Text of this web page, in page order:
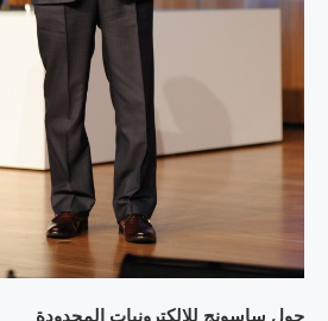
حول ساسونج للإلكترونيات المحدودة